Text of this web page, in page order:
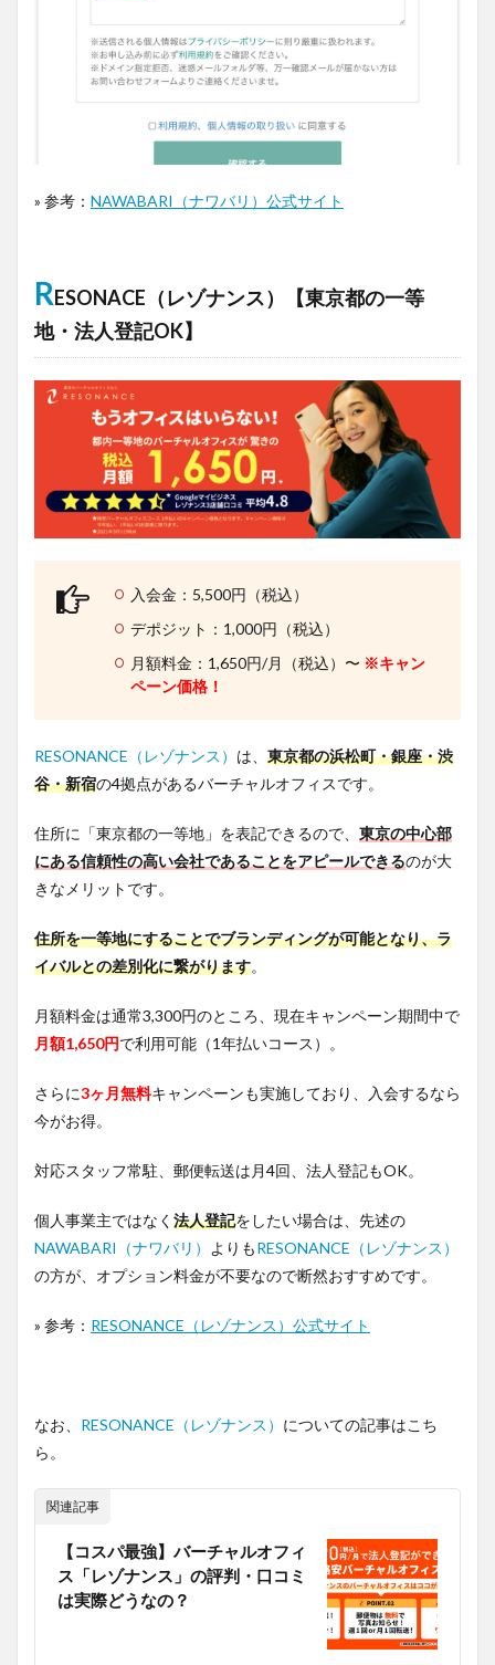
» 参考： NAWABARI（ナワバリ）公式サイト
RESONACE（レゾナンス）【東京都の一等
地・法人登記OK】
入会金：5,500円（税込）
デポジット：1,000円（税込）
月額料金：1,650円/月（税込）〜 ※キャン
ペーン価格！
RESONANCE（レゾナンス） は、 東京都の浜松町・銀座・渋
谷・新宿の4拠点があるバーチャルオフィスです。
住所に「東京都の一等地」を表記できるので、 東京の中心部
にある信頼性の高い会社であることをアピールできるのが大
きなメリットです。
住所を一等地にすることでブランディングが可能となり、ラ
イバルとの差別化に繋がります。
月額料金は通常3,300円のところ、現在キャンペーン期間中で
月額1,650円で利用可能（1年払いコース）。
さらに3ヶ月無料キャンペーンも実施しており、入会するなら
今がお得。
対応スタッフ常駐、郵便転送は月4回、法人登記もOK。
個人事業主ではなく 法人登記をしたい場合は、先述の
NAWABARI（ナワバリ）
よりもRESONANCE（レゾナンス）
の方が、オプション料金が不要なので断然おすすめです。
» 参考： RESONANCE（レゾナンス）公式サイト
なお、 RESONANCE（レゾナンス） についての記事はこち
ら。
関連記事
【コスパ最強】バーチャルオフィ
ス「レゾナンス」の評判・口コミ
は実際どうなの？